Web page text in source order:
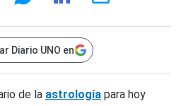
Diario UNO en
de la astrología para hoy